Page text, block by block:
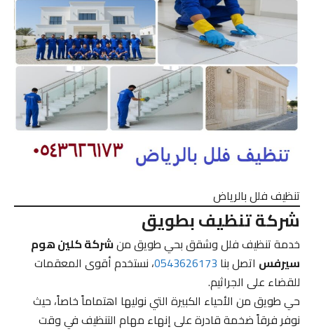
تنظيف فلل بالرياض
شركة تنظيف بطويق
خدمة تنظيف فلل وشقق بحي طويق منشركة كلين هوم
سيرفساتصل بنا0543626173، نستخدم أقوى المعقمات
للقضاء على الجراثيم.
حي طويق من الأحياء الكبيرة التي نوليها اهتماماً خاصاً، حيث
نوفر فرقاً ضخمة قادرة على إنهاء مهام التنظيف في وقت